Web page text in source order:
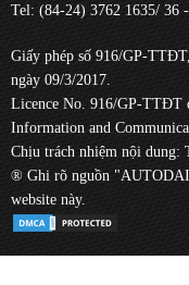
Tel: (84-24) 3762 1635/ 36
Giấy phép số 916/GP-
ngày 09/3/2017.
Licence No. 916/GP-TTĐT
Information and
Chịu trách nhiệm nội dung:
® Ghi rõ nguồn
website này.